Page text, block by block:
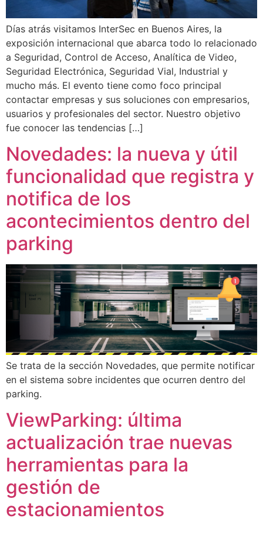
Días atrás visitamos InterSec en Buenos Aires, la
exposición internacional que abarca todo lo relacionado
a Seguridad, Control de Acceso, Analítica de Video,
Seguridad Electrónica, Seguridad Vial, Industrial y
mucho más. El evento tiene como foco principal
contactar empresas y sus soluciones con empresarios,
usuarios y profesionales del sector. Nuestro objetivo
fue conocer las tendencias […]
Novedades: la nueva y útil
funcionalidad que registra y
notifica de los
acontecimientos dentro del
parking
Se trata de la sección Novedades, que permite notificar
en el sistema sobre incidentes que ocurren dentro del
parking.
ViewParking: última
actualización trae nuevas
herramientas para la
gestión de
estacionamientos